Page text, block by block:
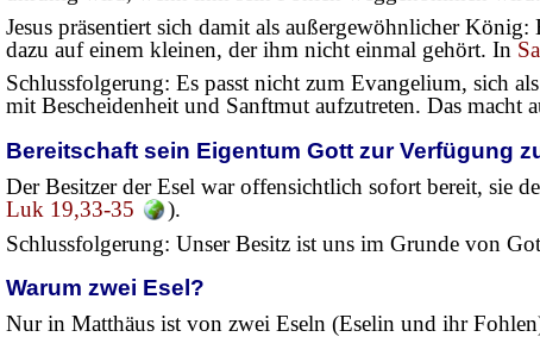
Jesus präsentiert sich damit als außergewöhnlicher
dazu auf einem kleinen, der ihm nicht einmal gehört. In
Schlussfolgerung: Es passt nicht zum Evangelium, sich
mit Bescheidenheit und Sanftmut aufzutreten. Das
Bereitschaft sein Eigentum Gott zur Verfügung
Der Besitzer der Esel war offensichtlich sofort bereit, sie
Luk 19,33-35
).
Schlussfolgerung: Unser Besitz ist uns im Grunde von
Warum zwei Esel?
Nur in Matthäus ist von zwei Eseln (Eselin und ihr